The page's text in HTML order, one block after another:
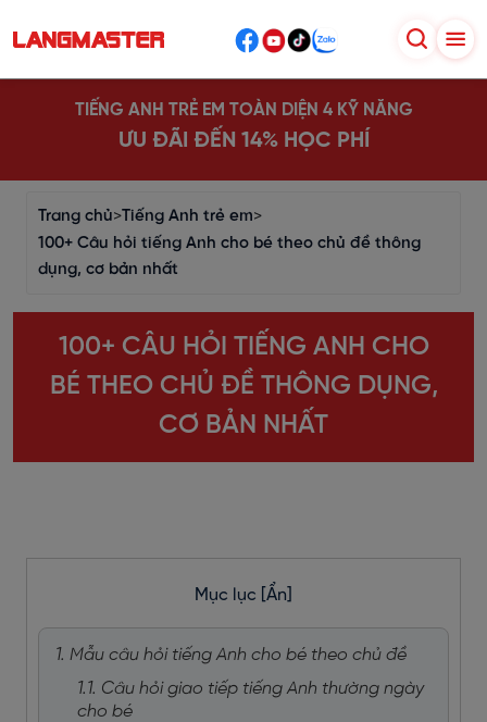
TIẾNG ANH TRẺ EM TOÀN DIỆN 4 KỸ NĂNG
ƯU ĐÃI ĐẾN 14% HỌC PHÍ
Trang chủ>Tiếng Anh trẻ em>
100+ Câu hỏi tiếng Anh cho bé theo chủ đề thông
dụng, cơ bản nhất
100+ CÂU HỎI TIẾNG ANH CHO
BÉ THEO CHỦ ĐỀ THÔNG DỤNG,
CƠ BẢN NHẤT
Mục lục [Ẩn]
1. Mẫu câu hỏi tiếng Anh cho bé theo chủ đề
1.1. Câu hỏi giao tiếp tiếng Anh thường ngày
cho bé